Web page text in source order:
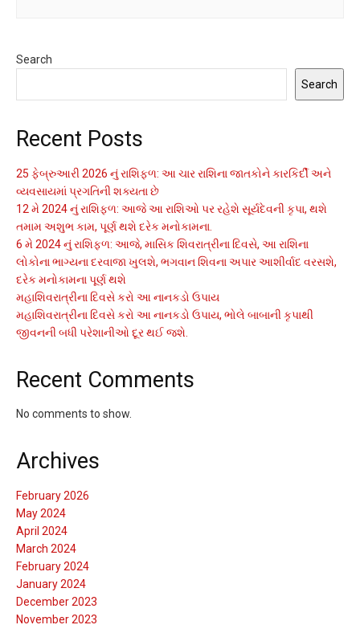
Search
Search
Recent Posts
25 ફેબ્રુઆરી 2026 નું રાશિફળ: આ ચાર રાશિના જાતકોને કારકિર્દી અને
વ્યવસાયમાં પ્રગતિની શક્યતા છે
12 મે 2024 નું રાશિફળ: આજે આ રાશિઓ પર રહેશે સૂર્યદેવની કૃપા, થશે
તમામ અશુભ કામ, પૂર્ણ થશે દરેક મનોકામના.
6 મે 2024 નું રાશિફળ: આજે, માસિક શિવરાત્રીના દિવસે, આ રાશિના
લોકોના ભાગ્યના દરવાજા ખુલશે, ભગવાન શિવના અપાર આશીર્વાદ વરસશે,
દરેક મનોકામના પૂર્ણ થશે
મહાશિવરાત્રીના દિવસે કરો આ નાનકડો ઉપાય
મહાશિવરાત્રીના દિવસે કરો આ નાનકડો ઉપાય, ભોલે બાબાની કૃપાથી
જીવનની બધી પરેશાનીઓ દૂર થઈ જશે.
Recent Comments
No comments to show.
Archives
February 2026
May 2024
April 2024
March 2024
February 2024
January 2024
December 2023
November 2023